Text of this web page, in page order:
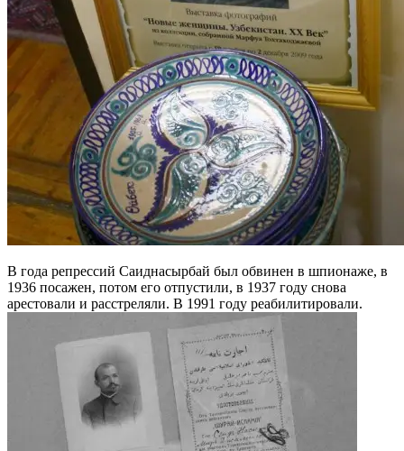
В года репрессий Саиднасырбай был обвинен в шпионаже, в
1936 посажен, потом его отпустили, в 1937 году снова
арестовали и расстреляли. В 1991 году реабилитировали.